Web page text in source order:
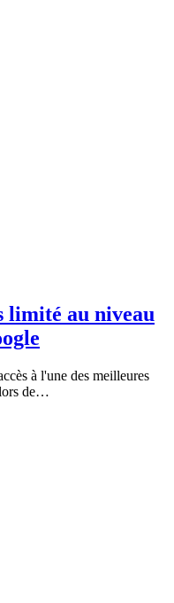
limité au niveau
à l'une des meilleures
de…